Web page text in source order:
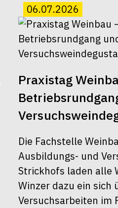
06.07.2026
Praxistag
Die Fachstelle
Ausbildungs- und
Strickhofs laden alle
Winzer dazu ein sich
Versuchsarbeiten im